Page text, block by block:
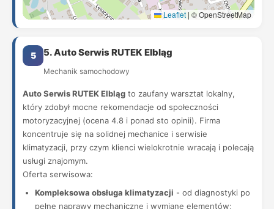
Leaflet | © OpenStreetMap
5 5. Auto Serwis RUTEK Elbląg
Mechanik samochodowy
Auto Serwis RUTEK Elbląg to zaufany warsztat lokalny,
który zdobył mocne rekomendacje od społeczności
motoryzacyjnej (ocena 4.8 i ponad sto opinii). Firma
koncentruje się na solidnej mechanice i serwisie
klimatyzacji, przy czym klienci wielokrotnie wracają i polecają
usługi znajomym.
Oferta serwisowa:
Kompleksowa obsługa klimatyzacji - od diagnostyki po
pełne naprawy mechaniczne i wymianę elementów;